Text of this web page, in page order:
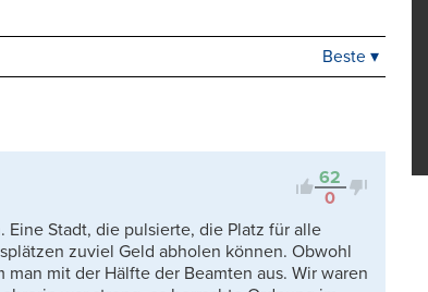
Kontrovers
Beste ▾
62
0
Stadt, die pulsierte, die Platz für alle
zuviel Geld abholen können. Obwohl
mit der Hälfte der Beamten aus. Wir waren